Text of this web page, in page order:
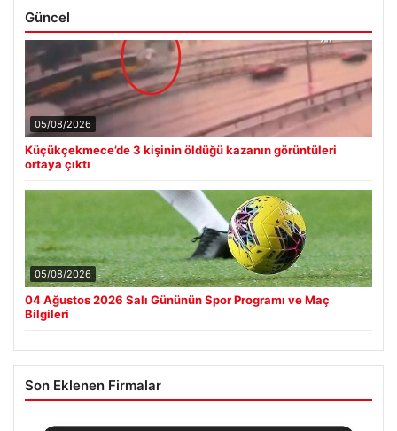
Güncel
05/08/2026
Küçükçekmece’de 3 kişinin öldüğü kazanın görüntüleri
ortaya çıktı
05/08/2026
04 Ağustos 2026 Salı Gününün Spor Programı ve Maç
Bilgileri
Son Eklenen Firmalar